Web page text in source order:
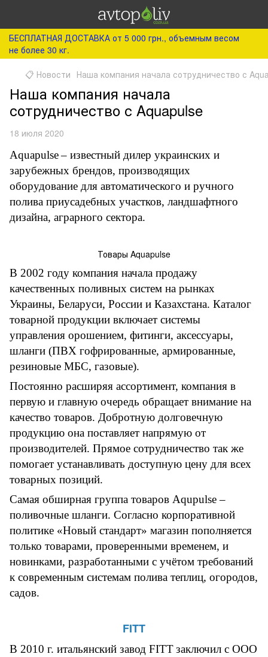
БЕСПЛАТНАЯ ДОСТАВКА от 5 000 грн., объемным весом
не более 30 кг.
📋 Новости Наша компания начала сотрудничество с
Наша компания начала
сотрудничество с Aquapulse
18 июля 2020
Aquapulse– известный дилер украинских и
зарубежных брендов, производящих
оборудование для автоматического и ручного
полива приусадебных участков, ландшафтного
дизайна, аграрного сектора.
Товары Aquapulse
В 2002 году компания начала продажу
качественных поливных систем на рынках
Украины, Беларуси, России и Казахстана. Каталог
товарной продукции включает системы
управления орошением, фитинги, аксессуары,
шланги (ПВХ гофрированные, армированные,
резиновые МБС, газовые).
Постоянно расширяя ассортимент, компания в
первую и главную очередь обращает внимание на
качество товаров. Добротную долговечную
продукцию она поставляет напрямую от
производителей. Прямое сотрудничество так же
помогает устанавливать доступную цену для всех
товарных позиций.
Самая обширная группа товаров Aqupulse–
поливочные шланги. Согласно корпоративной
политике «Новый стандарт» магазин пополняется
только товарами, проверенными временем, и
новинками, разработанными с учётом требований
к современным системам полива теплиц, огородов,
садов.
FITT
В 2010 г. итальянский завод FITT заключил с ООО